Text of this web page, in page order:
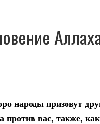
народы призовут
против вас, также, как